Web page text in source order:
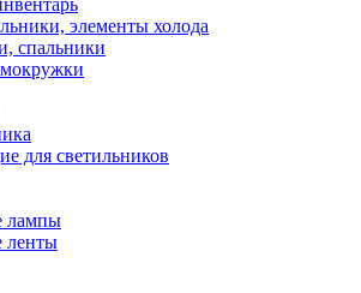
элементы холода
спальники
для светильников
лампы
ленты